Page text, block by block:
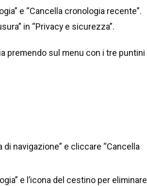
e “Cancella cronologia recente”.
in “Privacy e sicurezza”.
premendo sul menu con i tre puntini
di navigazione” e cliccare “Cancella
e l’icona del cestino per eliminare